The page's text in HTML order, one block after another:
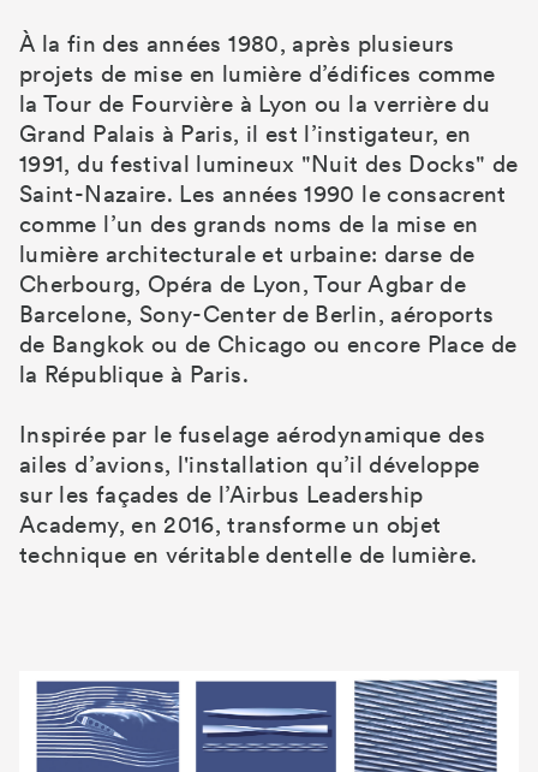
À la fin des années 1980, après plusieurs
projets de mise en lumière d’édifices comme
la Tour de Fourvière à Lyon ou la verrière du
Grand Palais à Paris, il est l’instigateur, en
1991, du festival lumineux "Nuit des Docks" de
Saint-Nazaire. Les années 1990 le consacrent
comme l’un des grands noms de la mise en
lumière architecturale et urbaine: darse de
Cherbourg, Opéra de Lyon, Tour Agbar de
Barcelone, Sony-Center de Berlin, aéroports
de Bangkok ou de Chicago ou encore Place de
la République à Paris.
Inspirée par le fuselage aérodynamique des
ailes d’avions, l'installation qu’il développe
sur les façades de l’Airbus Leadership
Academy, en 2016, transforme un objet
technique en véritable dentelle de lumière.